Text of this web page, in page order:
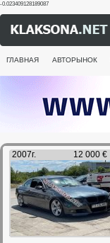
-0.023409128189087
ГЛАВНАЯ АВТОРЫНОК
2007г. 12 000 €